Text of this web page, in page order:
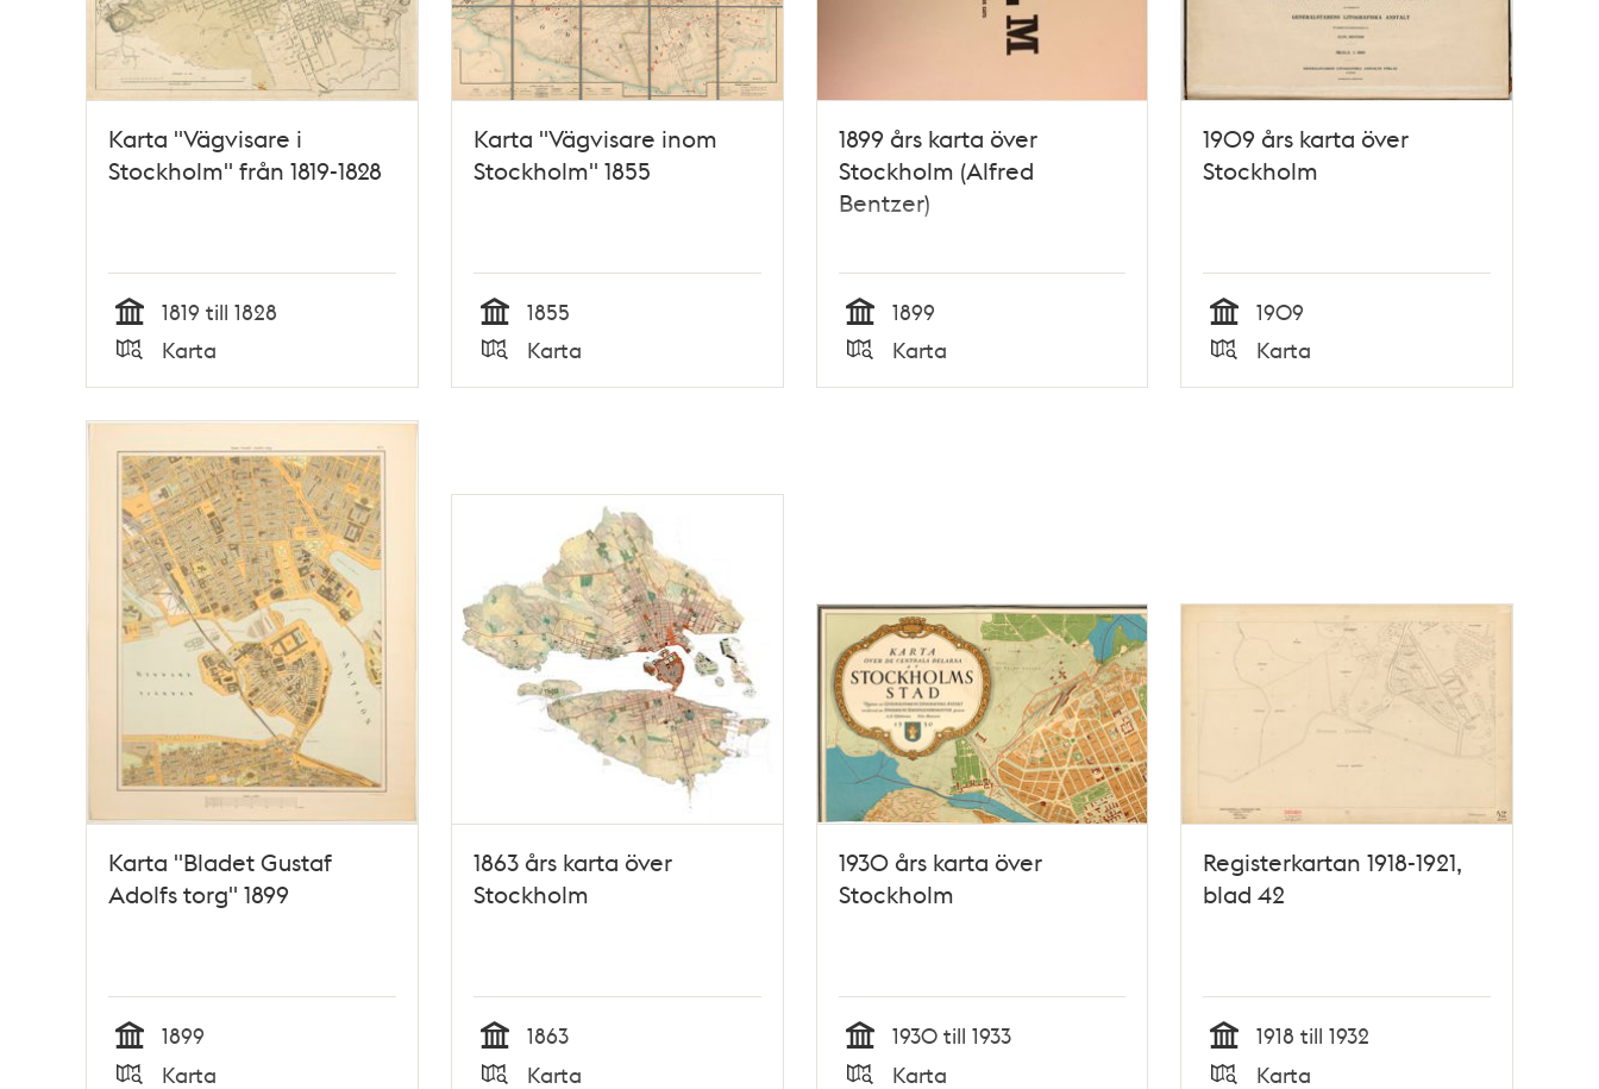
Karta "Vägvisare i
Stockholm" från 1819-1828
Tid
1819 till 1828
Typ
Karta
Karta "Vägvisare inom
Stockholm" 1855
Tid
1855
Typ
Karta
1899 års karta över
Stockholm (Alfred
Bentzer)
Tid
1899
Typ
Karta
1909 års karta över
Stockholm
Tid
1909
Typ
Karta
Karta "Bladet Gustaf
Adolfs torg" 1899
Tid
1899
Karta
1863 års karta över
Stockholm
Tid
1863
Karta
1930 års karta över
Stockholm
Tid
1930 till 1933
Karta
Registerkartan 1918-1921,
blad 42
Tid
1918 till 1932
Karta